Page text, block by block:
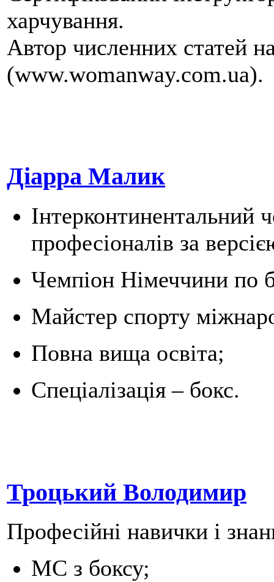
харчування.
Автор численних статей
(www.womanway.com.ua).
Діарра Малик
Інтерконтинентальний
професіоналів за
Чемпіон Німеччини по
Майстер спорту
Повна вища освіта;
Спеціалізація – бокс.
Троцький Володимир
Професійні навички і
МС з боксу;